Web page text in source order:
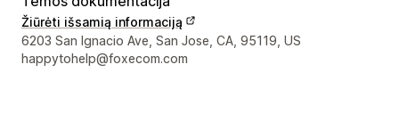
Žiūrėti išsamią informaciją
Kūrėjo kontaktiniai duomenys
6203 San Ignacio Ave, San Jose, CA, 95119, US
happytohelp@foxecom.com